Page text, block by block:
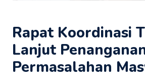
Rapat Koordinasi
Lanjut
Permasalahan